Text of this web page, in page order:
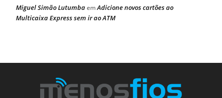
Miguel Simão LutumbaemAdicione novos cartões ao
Multicaixa Express sem ir ao ATM